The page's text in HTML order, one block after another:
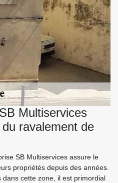
Multiservices
ravalement de
SB Multiservices assure le
propriétés depuis des années.
dans cette zone, il est primordial